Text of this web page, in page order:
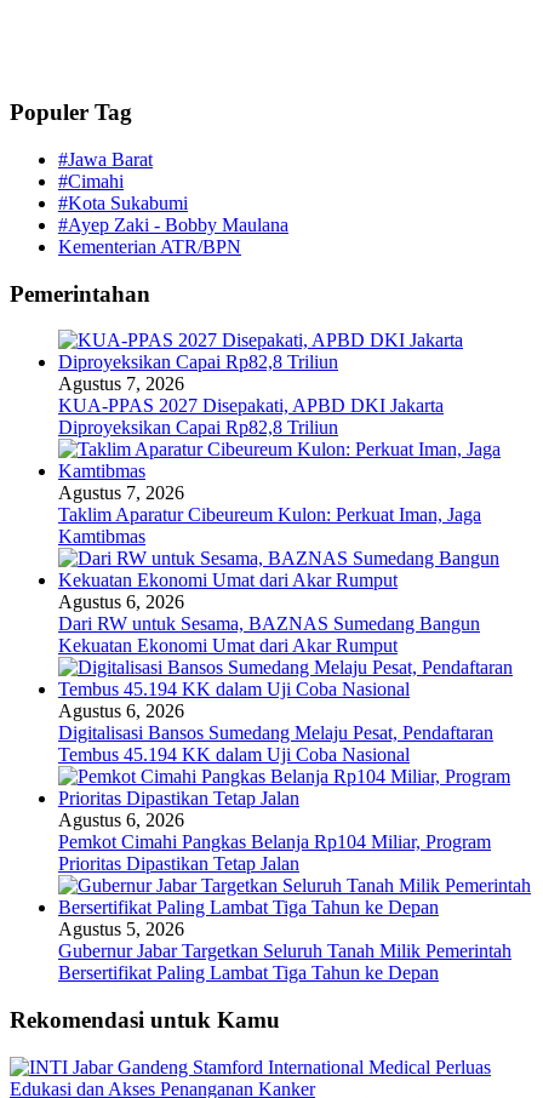
Populer Tag
#Jawa Barat
#Cimahi
#Kota Sukabumi
#Ayep Zaki - Bobby Maulana
Kementerian ATR/BPN
Pemerintahan
Agustus 7, 2026
KUA-PPAS 2027 Disepakati, APBD DKI Jakarta
Diproyeksikan Capai Rp82,8 Triliun
Agustus 7, 2026
Taklim Aparatur Cibeureum Kulon: Perkuat Iman, Jaga
Kamtibmas
Agustus 6, 2026
Dari RW untuk Sesama, BAZNAS Sumedang Bangun
Kekuatan Ekonomi Umat dari Akar Rumput
Agustus 6, 2026
Digitalisasi Bansos Sumedang Melaju Pesat, Pendaftaran
Tembus 45.194 KK dalam Uji Coba Nasional
Agustus 6, 2026
Pemkot Cimahi Pangkas Belanja Rp104 Miliar, Program
Prioritas Dipastikan Tetap Jalan
Agustus 5, 2026
Gubernur Jabar Targetkan Seluruh Tanah Milik Pemerintah
Bersertifikat Paling Lambat Tiga Tahun ke Depan
Rekomendasi untuk Kamu